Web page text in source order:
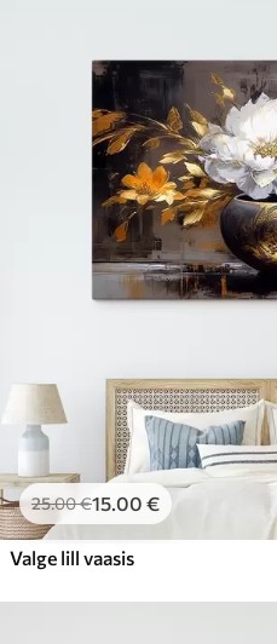
25.00€15.00 €
Valge lill vaasis